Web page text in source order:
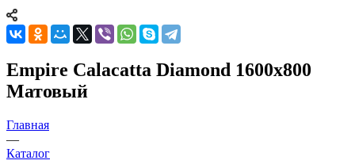
Empire Calacatta Diamond 1600х800
Матовый
Главная
—
Каталог